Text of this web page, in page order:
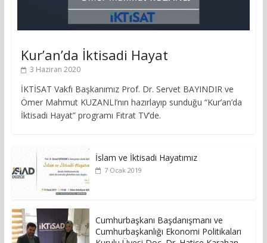
Kur’an’da İktisadi Hayat
3 Haziran 2020
İKTİSAT Vakfı Başkanımız Prof. Dr. Servet BAYINDIR ve
Ömer Mahmut KUZANLI’nın hazırlayıp sunduğu “Kur’an’da
İktisadi Hayat” programı Fıtrat TV’de.
İslam ve İktisadi Hayatımız
7 Ocak 2019
Cumhurbaşkanı Başdanışmanı ve
Cumhurbaşkanlığı Ekonomi Politikaları